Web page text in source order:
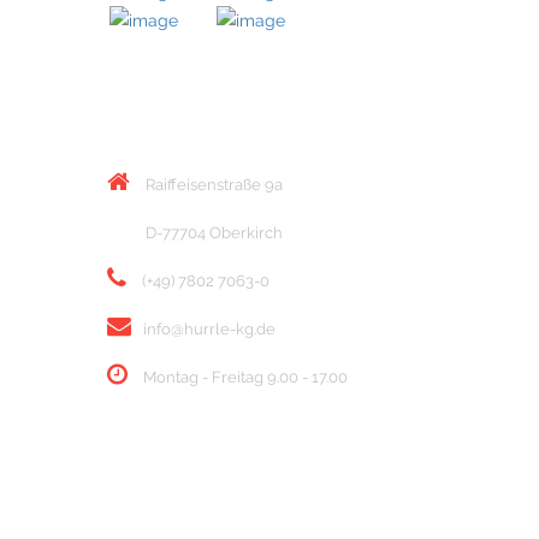
Raiffeisenstraße 9a
D-77704 Oberkirch
(+49) 7802 7063-0
info@hurrle-kg.de
Montag - Freitag 9.00 - 17.00